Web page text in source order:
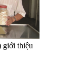
giới thiệu